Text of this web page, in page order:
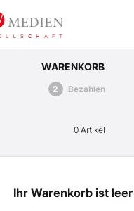
WARENKORB
Bezahlen
0 Artikel
Ihr Warenkorb ist leer